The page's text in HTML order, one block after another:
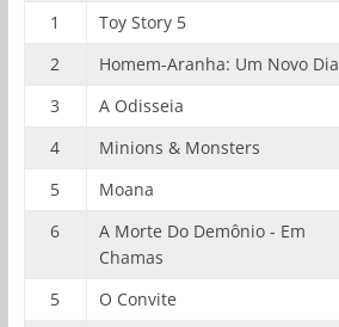
1
Toy Story 5
2
Homem-Aranha: Um Novo Dia
3
A Odisseia
4
Minions & Monsters
5
Moana
6
A Morte Do Demônio - Em
Chamas
5 O Convite